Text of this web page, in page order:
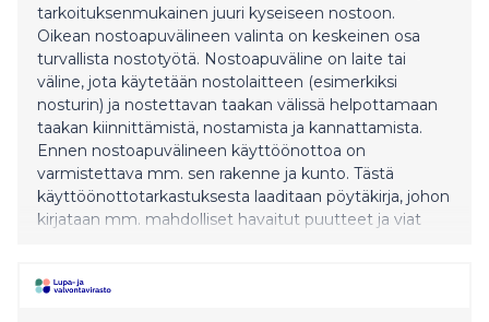
tarkoituksenmukainen juuri kyseiseen nostoon.
Oikean nostoapuvälineen valinta on keskeinen osa
turvallista nostotyötä. Nostoapuväline on laite tai
väline, jota käytetään nostolaitteen (esimerkiksi
nosturin) ja nostettavan taakan välissä helpottamaan
taakan kiinnittämistä, nostamista ja kannattamista.
Ennen nostoapuvälineen käyttöönottoa on
varmistettava mm. sen rakenne ja kunto. Tästä
käyttöönottotarkastuksesta laaditaan pöytäkirja, johon
kirjataan mm. mahdolliset havaitut puutteet ja viat
rakennustyömaalla Käyttöönottotarkastus tehdään